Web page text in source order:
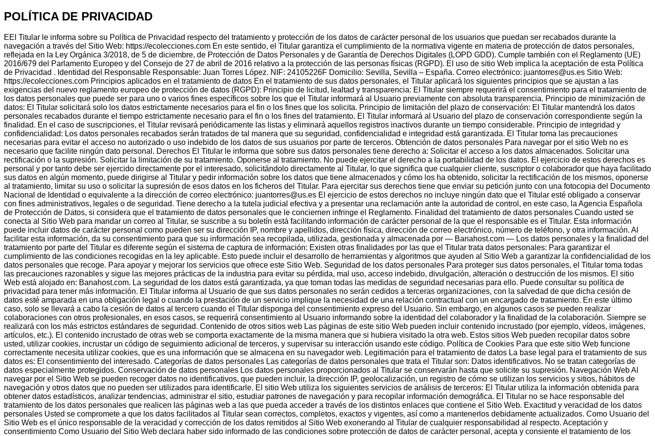
POLÍTICA DE PRIVACIDAD
EEl Titular le informa sobre su Política de Privacidad respecto del tratamiento y protección de los datos de carácter personal de los usuarios que puedan ser recabados durante la
navegación a través del Sitio Web: https://ecolecciones.com En este sentido, el Titular garantiza el cumplimiento de la normativa vigente en materia de protección de datos personales,
reflejada en la Ley Orgánica 3/2018, de 5 de diciembre, de Protección de Datos Personales y de Garantía de Derechos Digitales (LOPD GDD). Cumple también con el Reglamento (UE)
2016/679 del Parlamento Europeo y del Consejo de 27 de abril de 2016 relativo a la protección de las personas físicas (RGPD). El uso de sitio Web implica la aceptación de esta Política
de Privacidad . Identidad del Responsable Responsable: Juan Torres López. NIF: 24105226F Domicilio: Sevilla, Sevilla – España. Correo electrónico: juantorres@us.es Sitio Web:
https://ecolecciones.com Principios aplicados en el tratamiento de datos En el tratamiento de sus datos personales, el Titular aplicará los siguientes principios que se ajustan a las
exigencias del nuevo reglamento europeo de protección de datos (RGPD): Principio de licitud, lealtad y transparencia: El Titular siempre requerirá el consentimiento para el tratamiento de
los datos personales que puede ser para uno o varios fines específicos sobre los que el Titular informará al Usuario previamente con absoluta transparencia. Principio de minimización de
datos: El Titular solicitará solo los datos estrictamente necesarios para el fin o los fines que los solicita. Principio de limitación del plazo de conservación: El Titular mantendrá los datos
personales recabados durante el tiempo estrictamente necesario para el fin o los fines del tratamiento. El Titular informará al Usuario del plazo de conservación correspondiente según la
finalidad. En el caso de suscripciones, el Titular revisará periódicamente las listas y eliminará aquellos registros inactivos durante un tiempo considerable. Principio de integridad y
confidencialidad: Los datos personales recabados serán tratados de tal manera que su seguridad, confidencialidad e integridad está garantizada. El Titular toma las precauciones
necesarias para evitar el acceso no autorizado o uso indebido de los datos de sus usuarios por parte de terceros. Obtención de datos personales Para navegar por el sitio Web no es
necesario que facilite ningún dato personal. Derechos El Titular le informa que sobre sus datos personales tiene derecho a: Solicitar el acceso a los datos almacenados. Solicitar una
rectificación o la supresión. Solicitar la limitación de su tratamiento. Oponerse al tratamiento. No puede ejercitar el derecho a la portabilidad de los datos. El ejercicio de estos derechos es
personal y por tanto debe ser ejercido directamente por el interesado, solicitándolo directamente al Titular, lo que significa que cualquier cliente, suscriptor o colaborador que haya facilitado
sus datos en algún momento, puede dirigirse al Titular y pedir información sobre los datos que tiene almacenados y cómo los ha obtenido, solicitar la rectificación de los mismos, oponerse
al tratamiento, limitar su uso o solicitar la supresión de esos datos en los ficheros del Titular. Para ejercitar sus derechos tiene que enviar su petición junto con una fotocopia del Documento
Nacional de Identidad o equivalente a la dirección de correo electrónico: juantorres@us.es El ejercicio de estos derechos no incluye ningún dato que el Titular esté obligado a conservar
con fines administrativos, legales o de seguridad. Tiene derecho a la tutela judicial efectiva y a presentar una reclamación ante la autoridad de control, en este caso, la Agencia Española
de Protección de Datos, si considera que el tratamiento de datos personales que le conciernen infringe el Reglamento. Finalidad del tratamiento de datos personales Cuando usted se
conecta al Sitio Web para mandar un correo al Titular, se suscribe a su boletín está facilitando información de carácter personal de la que el responsable es el Titular. Esta información
puede incluir datos de carácter personal como pueden ser su dirección IP, nombre y apellidos, dirección física, dirección de correo electrónico, número de teléfono, y otra información. Al
facilitar esta información, da su consentimiento para que su información sea recopilada, utilizada, gestionada y almacenada por — Banahost.com — Los datos personales y la finalidad del
tratamiento por parte del Titular es diferente según el sistema de captura de información: Existen otras finalidades por las que el Titular trata datos personales: Para garantizar el
cumplimiento de las condiciones recogidas en la ley aplicable. Esto puede incluir el desarrollo de herramientas y algoritmos que ayuden al Sitio Web a garantizar la confidencialidad de los
datos personales que recoge. Para apoyar y mejorar los servicios que ofrece este Sitio Web. Seguridad de los datos personales Para proteger sus datos personales, el Titular toma todas
las precauciones razonables y sigue las mejores prácticas de la industria para evitar su pérdida, mal uso, acceso indebido, divulgación, alteración o destrucción de los mismos. El sitio
Web está alojado en: Banahost.com. La seguridad de los datos está garantizada, ya que toman todas las medidas de seguridad necesarias para ello. Puede consultar su política de
privacidad para tener más información. El Titular informa al Usuario de que sus datos personales no serán cedidos a terceras organizaciones, con la salvedad de que dicha cesión de
datos esté amparada en una obligación legal o cuando la prestación de un servicio implique la necesidad de una relación contractual con un encargado de tratamiento. En este último
caso, solo se llevará a cabo la cesión de datos al tercero cuando el Titular disponga del consentimiento expreso del Usuario. Sin embargo, en algunos casos se pueden realizar
colaboraciones con otros profesionales, en esos casos, se requerirá consentimiento al Usuario informando sobre la identidad del colaborador y la finalidad de la colaboración. Siempre se
realizará con los más estrictos estándares de seguridad. Contenido de otros sitios web Las páginas de este sitio Web pueden incluir contenido incrustado (por ejemplo, vídeos, imágenes,
artículos, etc.). El contenido incrustado de otras web se comporta exactamente de la misma manera que si hubiera visitado la otra web. Estos sitios Web pueden recopilar datos sobre
usted, utilizar cookies, incrustar un código de seguimiento adicional de terceros, y supervisar su interacción usando este código. Política de Cookies Para que este sitio Web funcione
correctamente necesita utilizar cookies, que es una información que se almacena en su navegador web. Legitimación para el tratamiento de datos La base legal para el tratamiento de sus
datos es: El consentimiento del interesado. Categorías de datos personales Las categorías de datos personales que trata el Titular son: Datos identificativos. No se tratan categorías de
datos especialmente protegidos. Conservación de datos personales Los datos personales proporcionados al Titular se conservarán hasta que solicite su supresión. Navegación Web Al
navegar por el Sitio Web se pueden recoger datos no identificativos, que pueden incluir, la dirección IP, geolocalización, un registro de cómo se utilizan los servicios y sitios, hábitos de
navegación y otros datos que no pueden ser utilizados para identificarle. El sitio Web utiliza los siguientes servicios de análisis de terceros: El Titular utiliza la información obtenida para
obtener datos estadísticos, analizar tendencias, administrar el sitio, estudiar patrones de navegación y para recopilar información demográfica. El Titular no se hace responsable del
tratamiento de los datos personales que realicen las páginas web a las que pueda acceder a través de los distintos enlaces que contiene el Sitio Web. Exactitud y veracidad de los datos
personales Usted se compromete a que los datos facilitados al Titular sean correctos, completos, exactos y vigentes, así como a mantenerlos debidamente actualizados. Como Usuario del
Sitio Web es el único responsable de la veracidad y corrección de los datos remitidos al Sitio Web exonerando al Titular de cualquier responsabilidad al respecto. Aceptación y
consentimiento Como Usuario del Sitio Web declara haber sido informado de las condiciones sobre protección de datos de carácter personal, acepta y consiente el tratamiento de los